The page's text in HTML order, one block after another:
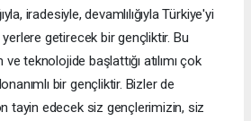
iradesiyle, devamlılığıyla Türkiye'yi
getirecek bir gençliktir. Bu
teknolojide başlattığı atılımı çok
bir gençliktir. Bizler de
tayin edecek siz gençlerimizin, siz